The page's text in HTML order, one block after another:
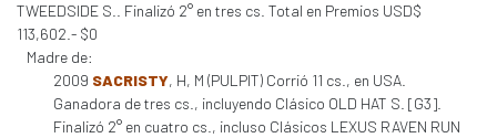
TWEEDSIDE S.. Finalizó 2° en tres cs. Total en Premios USD$
113,602.- $0
Madre de:
2009 SACRISTY, H, M (PULPIT) Corrió 11 cs., en USA.
Ganadora de tres cs., incluyendo Clásico OLD HAT S. [G3].
Finalizó 2° en cuatro cs., incluso Clásicos LEXUS RAVEN RUN